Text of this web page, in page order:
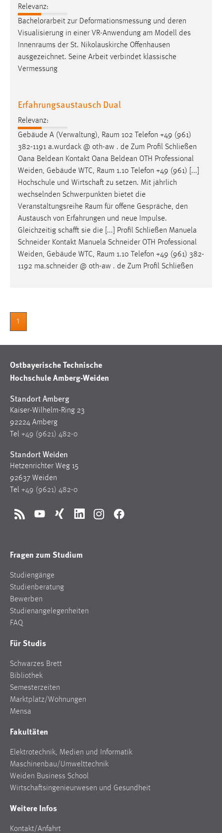
Relevanz:
Bachelorarbeit zur Deformationsmessung und deren
Visualisierung in einer VR-Anwendung am Modell des
Innenraums der St. Nikolauskirche Offenhausen
ausgezeichnet. Seine Arbeit verbindet klassische
Vermessung
Erfahrungsaustausch Dual
Relevanz:
Gebäude A (Verwaltung), Raum 102 Telefon +49 (961)
382-1191 a.wurdack @ oth-aw . de Zum Profil Schließen
Oana Beldean Kontakt Oana Beldean OTH Professional
Weiden, Gebäude WTC, Raum 1.10 Telefon +49 (961) [...]
Hochschule und Wirtschaft zu setzen. Mit jährlich
wechselnden Schwerpunkten bietet die
Veranstaltungsreihe Raum für offene Gespräche, den
Austausch von Erfahrungen und neue Impulse.
Gleichzeitig schafft sie die [...] Profil Schließen Manuela
Schneider Kontakt Manuela Schneider OTH Professional
Weiden, Gebäude WTC, Raum 1.10 Telefon +49 (961) 382-
1192 ma.schneider @ oth-aw . de Zum Profil Schließen
1
Ostbayerische Technische
Hochschule Amberg-Weiden
Standort Amberg
Kaiser-Wilhelm-Ring 23
92224 Amberg
Tel +49 (9621) 482-0
Standort Weiden
Hetzenrichter Weg 15
92637 Weiden
Tel +49 (9621) 482-0
RSS YouTubeXing LinkedInInstagramFacebook
Fragen zum Studium
Studiengänge
Studienberatung
Bewerben
Studienangelegenheiten
FAQ
Für Studis
Schwarzes Brett
Bibliothek
Semesterzeiten
Marktplatz/Wohnungen
Mensa
Fakultäten
Elektrotechnik, Medien und Informatik
Maschinenbau/Umwelttechnik
Weiden Business School
Wirtschaftsingenieurwesen und Gesundheit
Weitere Infos
Kontakt/Anfahrt
MibewSessionID, MIBEW_UserID, mibew_locale, mibew-
chat-frame-style-5e9dbeb1811c0446
Zweck:
Wird benötigt um die Chatfunktion nutzen zu können.
MibewSessionID, mibew-chat-frame-style-
Login
Name:
fe_user, be_user, be_lastLoginProvider
Zweck:
Dieser Cookie ist notwendig um sich an der Website
einloggen zu können.
Cookie Laufzeit:
STATISTIK
Name:
Zweck:
Cookie Laufzeit:
Max. 13 Monate
MARKETING
Marketing Cookies werden von Drittanbietern
verwendet, um personalisierte Werbung anzuzeigen.
Sie tun dies, indem sie Besucher über Websites
hinweg verfolgen.
Name:
Anbieter:
Google Ireland Limited
Zweck:
Cookie Laufzeit:
Facebook Pixel
Name:
Anbieter:
Zweck:
Conversion-Tracking
Cookie Laufzeit: